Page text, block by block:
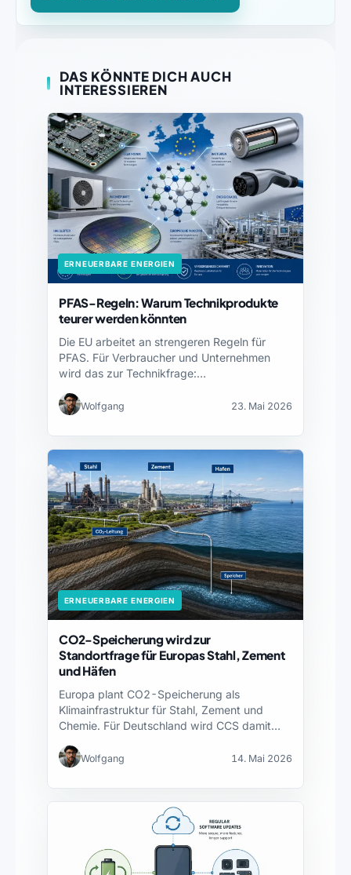
DAS KÖNNTE DICH AUCH
INTERESSIEREN
ERNEUERBARE ENERGIEN
PFAS-Regeln: Warum Technikprodukte
teurer werden könnten
Die EU arbeitet an strengeren Regeln für
PFAS. Für Verbraucher und Unternehmen
wird das zur Technikfrage:…
Wolfgang 23. Mai 2026
ERNEUERBARE ENERGIEN
CO2-Speicherung wird zur
Standortfrage für Europas Stahl, Zement
und Häfen
Europa plant CO2-Speicherung als
Klimainfrastruktur für Stahl, Zement und
Chemie. Für Deutschland wird CCS damit
Wolfgang 14. Mai 2026